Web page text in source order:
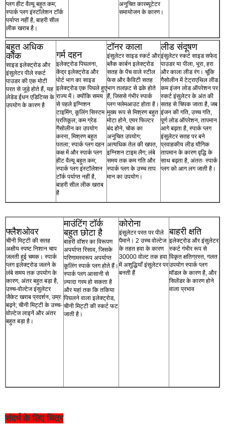
प्लग हीट वैल्यू बहुत कम;
स्पार्क प्लग इंस्टॉलेशन टॉर्क
पर्याप्त नहीं है, बाहरी सील
लीक खराब है।
अनुचित कारब्यूटेटर
समायोजन के कारण।
बहुत अधिक
कोक
साइड इलेक्ट्रोड और
इंसुलेटर पीले स्कर्ट
पाउडर की एक मोटी
परत से जुड़े होते हैं, यह
लेडेड ईंधन एडिटिव्स के
उपयोग के कारण है
गर्म दहन
इलेक्ट्रोड पिघलना,
केंद्र इलेक्ट्रोड और
पोर्ट भाग का साइड
इलेक्ट्रोड एक पिघले हुए
राज्य में। क्योंकि समय
से पहले इग्निशन
टाइमिंग, कूलिंग सिस्टम
प्रतिकूल; कम ग्रेड
गैसोलीन का उपयोग
करना, मिश्रण बहुत
पतला; स्पार्क प्लग दहन
कक्ष में और स्पार्क प्लग
हीट वैल्यू बहुत कम;
स्पार्क प्लग इंस्टॉलेशन
टॉर्क पर्याप्त नहीं है,
बाहरी सील लीक खराब
है
टॉनर काला
इंसुलेटर साइड स्कर्ट और
ब्लैक कार्बन इलेक्ट्रोड
सतह के पेंच वाले स्टील
फेस और कैविटी सतह
भाग तलछट से ढके होते
हैं, जिससे गंभीर स्पार्क
प्लग फ्लेमआउट होता है।
मुख्य रूप से मिश्रण बहुत
मोटा होने, एयर फिल्टर
बंद होने, चोक का
अनुचित उपयोग;
अत्यधिक तेल की खपत,
इग्निशन टाइम लैग; लंबे
समय तक कम गति और
स्पार्क प्लग के उच्च ताप
मान का उपयोग।
लीड संदूषण
इंसुलेटर स्कर्ट साइड सफेद
पाउडर या पीला, भूरा, हरा
और काला लीड रंग। चूंकि
गैसोलीन में टेट्राएथिल लीड
कम इंजन लोड ऑपरेशन पर
स्कर्ट इंसुलेटर के अंत की
सतह से चिपक जाता है, जब
इंजन की गति, उच्च गति,
पूर्ण लोड ऑपरेशन, तापमान
आगे बढ़ता है, स्पार्क प्लग
इंसुलेटर सतह पर बने
प्रवाहकीय लीड यौगिक
तापमान के कारण वृद्धि के
साथ बढ़ता है, अंततः स्पार्क
प्लग को आग लग जाती है।
फ्लैशओवर
चीनी मिट्टी की सतह
अक्षीय स्पष्ट निशान चाप
जलती हुई चमक। स्पार्क
प्लग इलेक्ट्रोड जलने के
लंबे समय तक उपयोग के
कारण, अंतर बहुत बड़ा है,
उच्च-वोल्टेज इंसुलेटर
जैकेट खराब प्रदर्शन, उम्र
बढ़ने; चीनी मिट्टी के उच्च-
वोल्टेज लाइनें और अंतर
बहुत बड़ा है।
माउंटिंग टॉर्क
बहुत छोटा है
बाहरी वॉशर का विरूपण
अपर्याप्त रिसाव, जिसके
परिणामस्वरूप अपर्याप्त
कूलिंग स्पार्क प्लग होते हैं।
स्पार्क प्लग आसानी से
ज़्यादा गरम हो सकता है
और यहां तक कि तकिया
पिघलने वाला इलेक्ट्रोड,
चीनी मिट्टी की स्कर्ट फट
जाती है।
कोरोना
इंसुलेटर परत पर पीले
पैमाने। 2 उच्च वोल्टेज
के तहत हवा के कारण
30000 वोल्ट तक हवा
में अशुद्धियाँ इंसुलेटर पर
बनती हैं
बाहरी क्षति
इलेक्ट्रोड और इंसुलेटर
स्कर्ट गंभीर रूप से
विकृत क्षतिग्रस्त, गलत
उपयोग स्पार्क प्लग
मॉडल के कारण है, और
सिलेंडर के कारण होने
वाला प्रभाव
संदर्भ के लिए चित्र